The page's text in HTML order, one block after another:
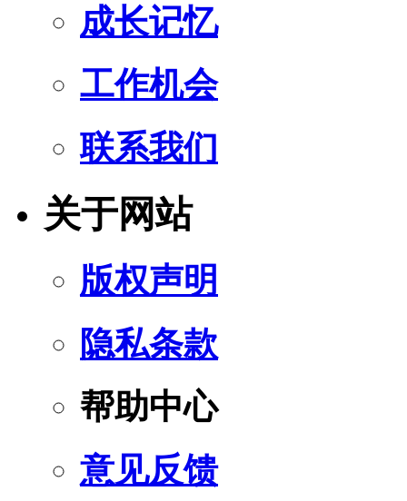
成长记忆
工作机会
联系我们
关于网站
版权声明
隐私条款
帮助中心
意见反馈